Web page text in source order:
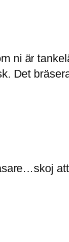
ni är
Det